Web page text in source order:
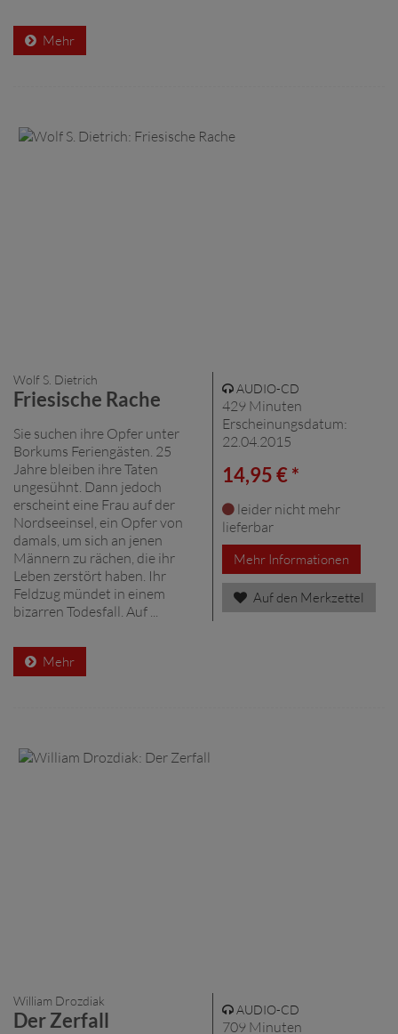
Mehr
Wolf S. Dietrich
Friesische Rache
Sie suchen ihre Opfer unter
Borkums Feriengästen. 25
Jahre bleiben ihre Taten
ungesühnt. Dann jedoch
erscheint eine Frau auf der
Nordseeinsel, ein Opfer von
damals, um sich an jenen
Männern zu rächen, die ihr
Leben zerstört haben. Ihr
Feldzug mündet in einem
bizarren Todesfall. Auf ...
Mehr
AUDIO-CD
429 Minuten
Erscheinungsdatum:
22.04.2015
14,95 € *
leider nicht mehr
lieferbar
Mehr Informationen
Auf den Merkzettel
William Drozdiak
Der Zerfall AUDIO-CD
709 Minuten